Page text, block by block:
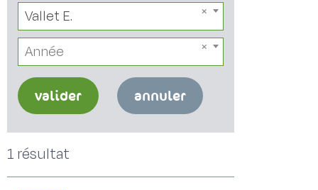
Vallet E.
Année
valider annuler
1 résultat